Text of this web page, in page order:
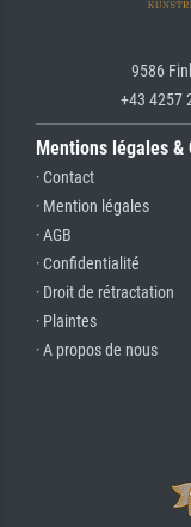
9586
+43 4257
Mentions légales &
· Contact
· Mention légales
· AGB
· Confidentialité
· Droit de rétractation
· Plaintes
· A propos de nous